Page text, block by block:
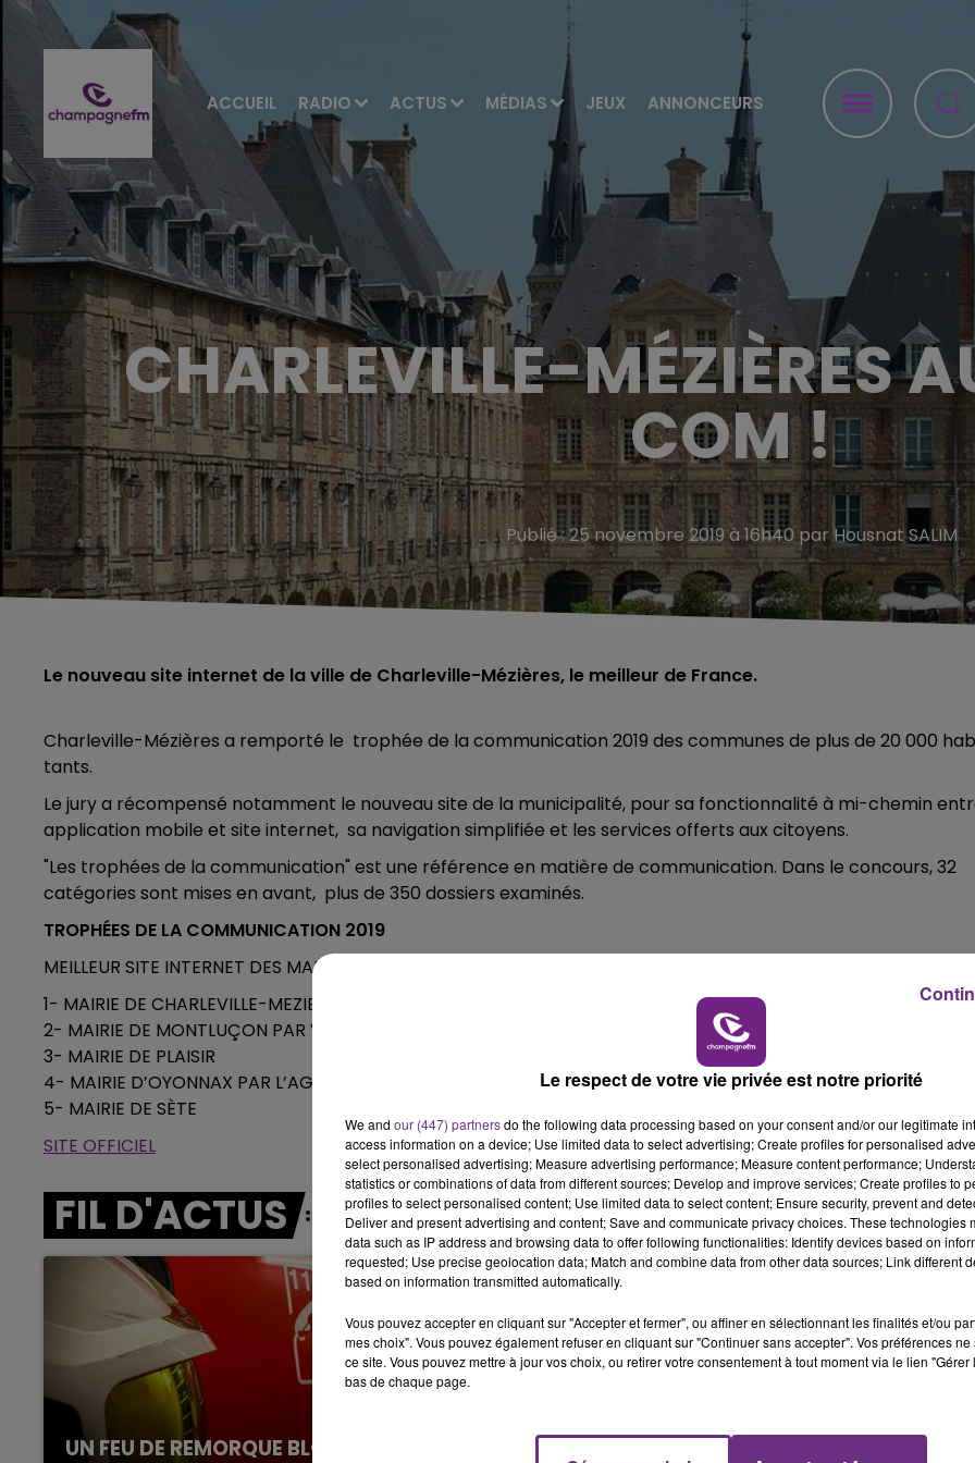
ACCUEIL RADIO ACTUS MÉDIAS JEUX ANNONCEURS
14h00 - 15h00
CHARLEVILLE-MÉZIÈRES
COM !
Publié : 25 novembre 2019 à 16h40 par Housnat SALIM
Le nouveau site internet de la ville de Charleville-Mézières, le meilleur de France.
Charleville-Mézières a remporté le trophée de la commu­ni­ca­tion 2019 des communes de plus de 20 000
tants.
Le jury a récompensé notamment le nouveau site de la municipalité, pour sa fonctionnalité à mi-chemin
appli­ca­tion mobile et site inter­net, sa navi­ga­tion simpli­fiée et les services offerts aux citoyens.
"Les trophées de la commu­ni­ca­tion" est une réfé­rence en matière de commu­ni­ca­tion. Dans le concours, 32
caté­go­ries sont mises en avant, plus de 350 dossiers examinés.
TROPHÉES DE LA COMMUNICATION 2019
MEILLEUR SITE INTERNET DES MAIRIES DE PLUS DE 20.000 HABITANTS
1- MAIRIE DE CHARLEVILLE-MEZIERES
2- MAIRIE DE MONTLUÇON PAR VERNALIS
3- MAIRIE DE PLAISIR
4- MAIRIE D’OYONNAX PAR L’AGENCE ADAKA
5- MAIRIE DE SÈTE
SITE OFFICIEL
FIL D'ACTUS
UN FEU DE REMORQUE BLOQUE LA
VENEZ FÊTER CE WEEK-END
Le respect de votre vie privée est notre priorité
We and our (447) partnersdo the following data processing based on your consent and/or our legitimate
access information on a device; Use limited data to select advertising; Create profiles for personalised
select personalised advertising; Measure advertising performance; Measure content performance;
statistics or combinations of data from different sources; Develop and improve services; Create profiles to
profiles to select personalised content; Use limited data to select content; Ensure security, prevent and
Deliver and present advertising and content; Save and communicate privacy choices. These technologies
data such as IP address and browsing data to offer following functionalities: Identify devices based on
requested; Use precise geolocation data; Match and combine data from other data sources; Link different
based on information transmitted automatically.
Vous pouvez accepter en cliquant sur "Accepter et fermer", ou affiner en sélectionnant les finalités et/ou
mes choix". Vous pouvez également refuser en cliquant sur "Continuer sans accepter". Vos préférences
ce site. Vous pouvez mettre à jour vos choix, ou retirer votre consentement à tout moment via le lien
bas de chaque page.